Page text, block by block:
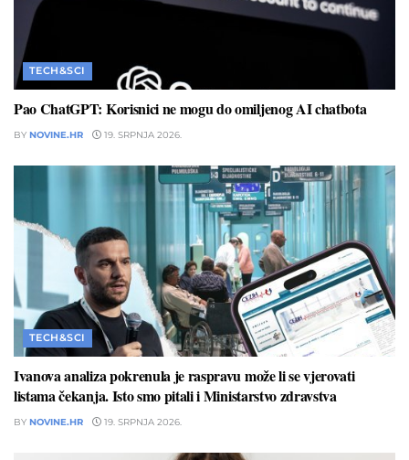
TECH&SCI
Pao ChatGPT: Korisnici ne mogu do omiljenog AI chatbota
BY NOVINE.HR 19. SRPNJA 2026.
TECH&SCI
Ivanova analiza pokrenula je raspravu može li se vjerovati
listama čekanja. Isto smo pitali i Ministarstvo zdravstva
BY NOVINE.HR 19. SRPNJA 2026.